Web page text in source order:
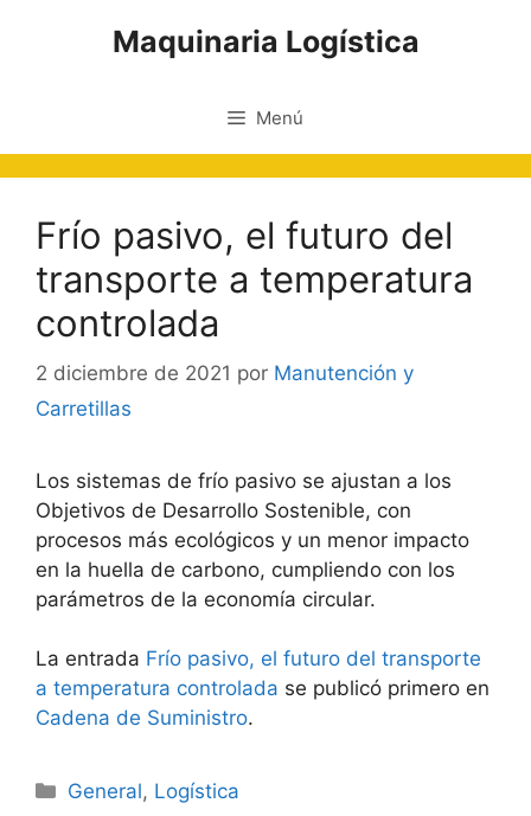
Maquinaria Logística
Menú
Frío pasivo, el futuro del
transporte a temperatura
controlada
2 diciembre de 2021 por Manutención y
Carretillas
Los sistemas de frío pasivo se ajustan a los
Objetivos de Desarrollo Sostenible, con
procesos más ecológicos y un menor impacto
en la huella de carbono, cumpliendo con los
parámetros de la economía circular.
La entrada Frío pasivo, el futuro del transporte
a temperatura controlada se publicó primero en
Cadena de Suministro.
Categorías
General, Logística